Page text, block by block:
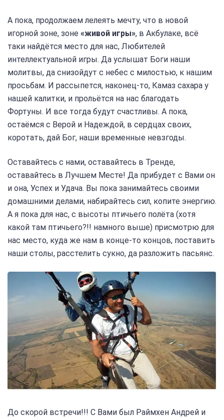
А пока, продолжаем лелеять мечту, что в новой
игорной зоне, зоне «живой игры», в Акбулаке, всё
таки найдётся место для нас, Любителей
интеллектуальной игры. Да услышат Боги наши
молитвы, да снизойдут с небес с милостью, к нашим
просьбам. И рассыпется, наконец-то, Камаз сахара у
нашей калитки, и прольётся на нас благодать
Фортуны. И все тогда будут счастливы. А пока,
остаёмся с Верой и Надеждой, в сердцах своих,
коротать, дай Бог, наши временные невзгоды.
Оставайтесь с нами, оставайтесь в Тренде,
оставайтесь в Лучшем Месте! Да прибудет с Вами он
и она, Успех и Удача. Вы пока занимайтесь своими
домашними делами, набирайтесь сил, копите энергию.
А я пока для нас, с высоты птичьего полёта (хотя
какой там птичьего?!! намного выше) присмотрю для
нас место, куда же нам в конце-то концов, поставить
наши столы, расстелить сукно, да разложить пасьянс.
До скорой встречи!!! С Вами был Раймхен Андрей и